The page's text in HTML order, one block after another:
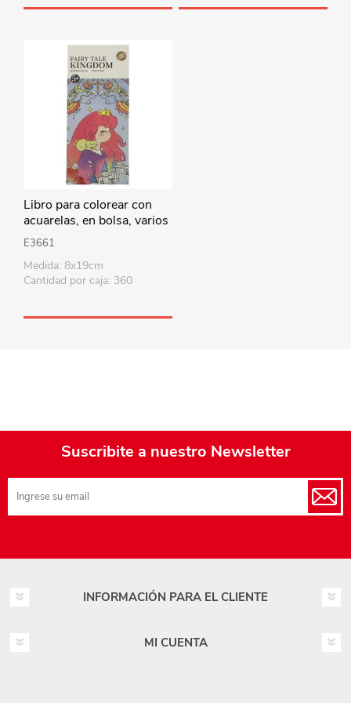
Libro para colorear con
acuarelas, en bolsa, varios
diseños
E3661
Medida: 8x19cm
Cantidad por caja: 360
Suscribite a nuestro Newsletter
INFORMACIÓN PARA EL CLIENTE
MI CUENTA